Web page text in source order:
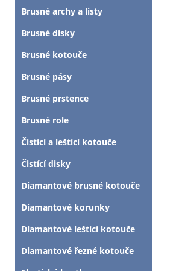
Brusné archy a listy
Brusné disky
Brusné kotouče
Brusné pásy
Brusné prstence
Brusné role
Čistící a leštící kotouče
Čistící disky
Diamantové brusné kotouče
Diamantové korunky
Diamantové leštící kotouče
Diamantové řezné kotouče